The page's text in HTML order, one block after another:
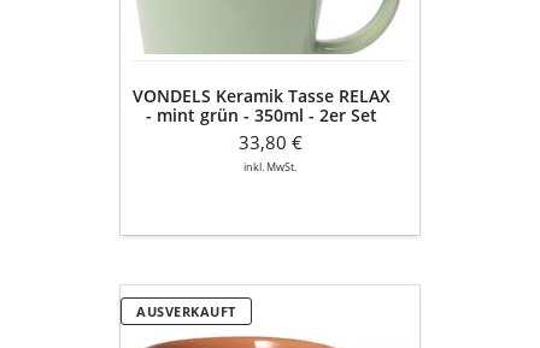
grün
350ml
2er
Set
VONDELS Keramik Tasse RELAX
- mint grün - 350ml - 2er Set
33,80 €
inkl. MwSt.
VONDELS
Keramik
AUSVERKAUFT